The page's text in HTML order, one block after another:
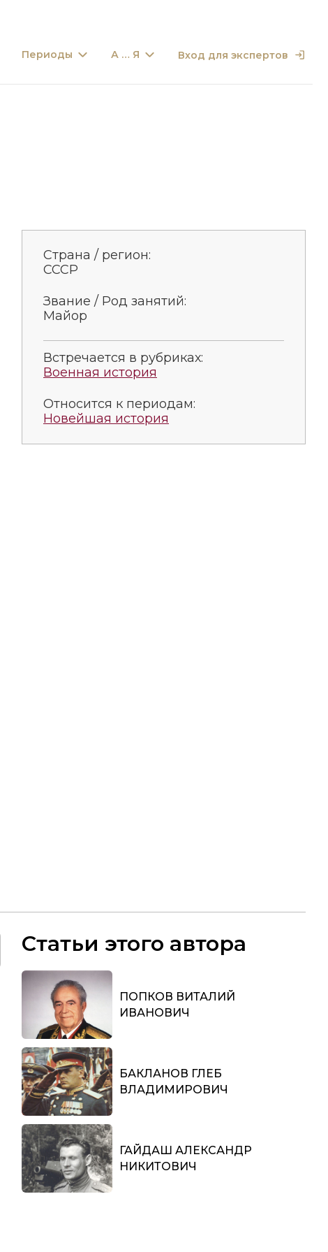
Периоды А … Я Вход для экспертов
Страна / регион:
СССР
Звание / Род занятий:
Майор
Встречается в рубриках:
Военная история
Относится к периодам:
Новейшая история
Статьи этого автора
ПОПКОВ ВИТАЛИЙ
ИВАНОВИЧ
БАКЛАНОВ ГЛЕБ
ВЛАДИМИРОВИЧ
ГАЙДАШ АЛЕКСАНДР
НИКИТОВИЧ